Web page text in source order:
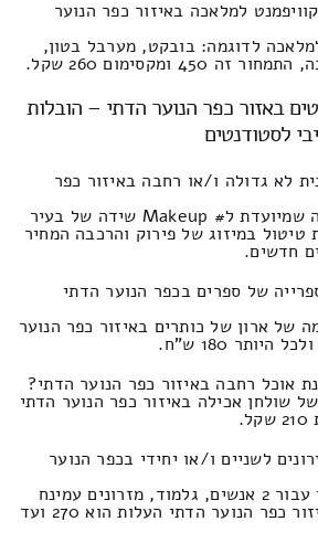
למלאכה באיזור כפר הנוער
לדוגמה: בובקט, מערבל בטון,
ומקסימום 260 שקל.
באזור כפר הנוער הדתי – הובלות
לסטודנטים
לא גדולה ו/או רחבה באיזור כפר
תעריפי הובלה של שידה שמיועדת ל# Makeup שידה של בעיר
במיזוג של פירוק והרכבה המחיר
של ספרים בכפר הנוער הדתי
של ארון של כותרים באיזור כפר הנוער
אוכל רחבה באיזור כפר הנוער הדתי?
שולחן אכילה באיזור כפר הנוער הדתי
לשניים ו/או יחידי בכפר הנוער
עלותה של העברת מזרן עבור 2 אנשים, גלמוד, מזרונים עמינח
כולל עבודת סבלים באיזור כפר הנוער הדתי העלות הוא 270 ועד